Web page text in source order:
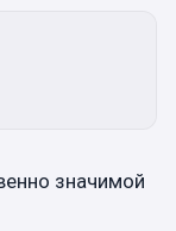
значимой